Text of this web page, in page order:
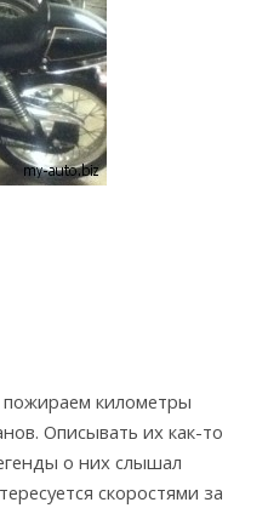
километры
Описывать их как-то
о них слышал
скоростями за